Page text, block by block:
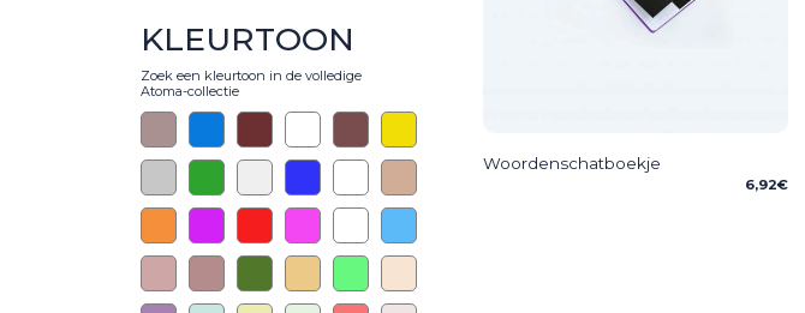
KLEURTOON
Zoek een kleurtoon in de volledige
Atoma-collectie
Woordenschatboekje
6,92€